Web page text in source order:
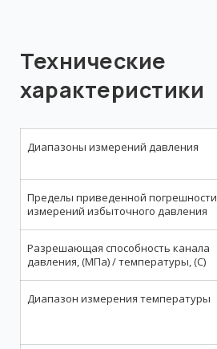
Технические
характеристики
Диапазоны измерений давления
Пределы приведенной погрешности
измерений избыточного давления
Разрешающая способность канала
давления, (МПа) / температуры, (С)
Диапазон измерения температуры